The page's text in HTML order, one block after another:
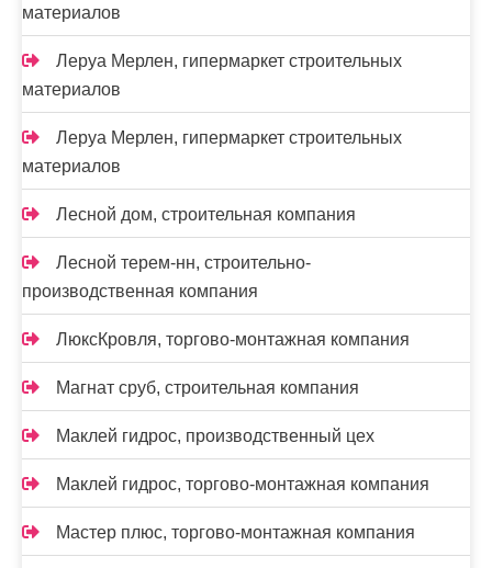
материалов
Леруа Мерлен, гипермаркет строительных
материалов
Леруа Мерлен, гипермаркет строительных
материалов
Лесной дом, строительная компания
Лесной терем-нн, строительно-
производственная компания
ЛюксКровля, торгово-монтажная компания
Магнат сруб, строительная компания
Маклей гидрос, производственный цех
Маклей гидрос, торгово-монтажная компания
Мастер плюс, торгово-монтажная компания